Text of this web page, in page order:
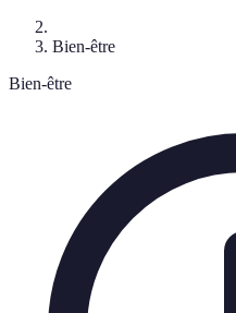
Bien-être
Bien-être